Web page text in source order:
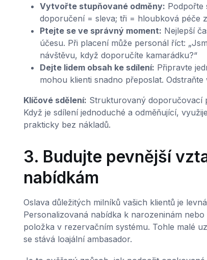
Vytvořte stupňované odměny: Podpořte
doporučení = sleva; tři = hloubková péče
Ptejte se ve správný moment: Nejlepší
účesu. Při placení může personál říct:
návštěvu, když doporučíte kamarádku?“
Dejte lidem obsah ke sdílení: Připravte
mohou klienti snadno přeposlat.
Klíčové sdělení: Strukturovaný doporučovací
Když je sdílení jednoduché a odměňující,
prakticky bez nákladů.
3. Budujte pevnější
nabídkám
Oslava důležitých milníků vašich klientů je
Personalizovaná nabídka k narozeninám
položka v rezervačním systému. Tohle malé
se stává loajální ambasador.